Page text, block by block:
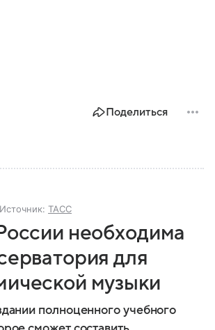
Поделиться
Источник: ТАСС
необходима
для
музыки
полноценного учебного